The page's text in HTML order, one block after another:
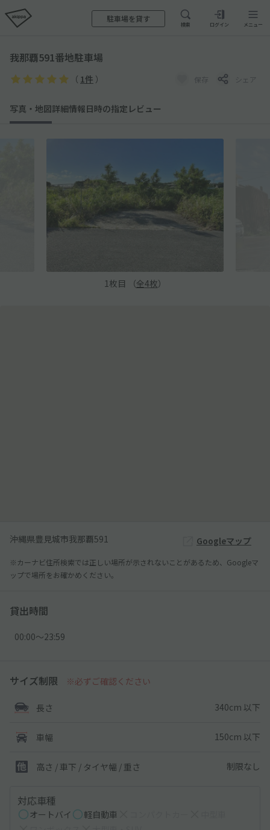
駐車場を貸す
検索 ログイン メニュー
我那覇591番地駐車場
（ 1件 ） 保存 シェア
写真・地図詳細情報日時の指定 レビュー
1 枚目 （全4枚）
沖縄県豊見城市我那覇591 Googleマップ
※カーナビ住所検索では正しい場所が示されないことがあるため、Googleマ
ップで場所をお確かめください。
貸出時間
00:00〜23:59
サイズ制限 ※必ずご確認ください
長さ 340cm 以下
車幅 150cm 以下
高さ / 車下 / タイヤ幅 / 重さ 制限なし
対応車種
オートバイ 軽自動車